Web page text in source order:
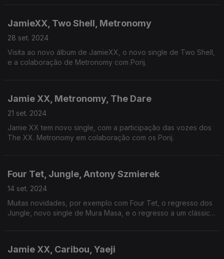
JamieXX, Two Shell, Metronomy
28 set. 2024
Visita ao novo álbum de JamieXX, o novo single de Two Shell,
e a colaboração de Metronomy com Porij.
Jamie XX, Metronomy, The Dare
21 set. 2024
Jamie XX tem novo single, com a participação das vozes dos
The XX. Metronomy em colaboração com os Porij.
Four Tet, Jungle, Antony Szmierek
14 set. 2024
Muitas novidades, por exemplo com Four Tet, o regresso dos
Jungle, novo single de Mura Masa, e o regresso a um clássico
Jamie XX, Caribou, Yaeji